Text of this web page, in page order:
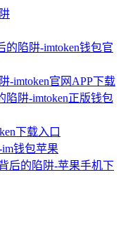
的陷阱-imtoken钱包官
-imtoken官网APP下载
陷阱-imtoken正版钱包
下载入口
钱包苹果
后的陷阱-苹果手机下